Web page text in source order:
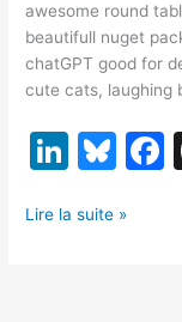
awesome round
beautifull nuget
chatGPT good for
cute cats, laughing
Li
k
Bl
e
[TR03/23]
Lire la suite »